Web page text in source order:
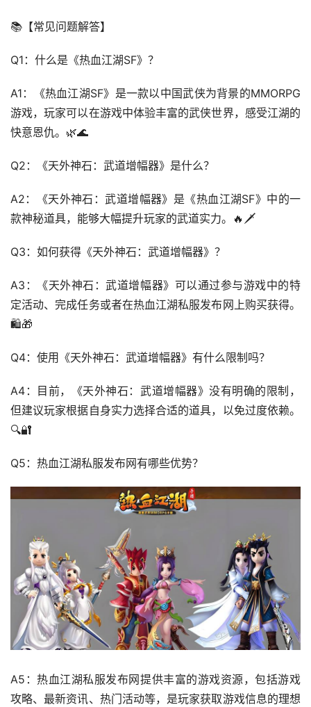
📚【常见问题解答】
Q1：什么是《热血江湖SF》？
A1：《热血江湖SF》是一款以中国武侠为背景的MMORPG
游戏，玩家可以在游戏中体验丰富的武侠世界，感受江湖的
快意恩仇。🌿🌊
Q2：《天外神石：武道增幅器》是什么？
A2：《天外神石：武道增幅器》是《热血江湖SF》中的一
款神秘道具，能够大幅提升玩家的武道实力。🔥🗡️
Q3：如何获得《天外神石：武道增幅器》？
A3：《天外神石：武道增幅器》可以通过参与游戏中的特
定活动、完成任务或者在热血江湖私服发布网上购买获得。
🛍️🎁
Q4：使用《天外神石：武道增幅器》有什么限制吗？
A4：目前，《天外神石：武道增幅器》没有明确的限制，
但建议玩家根据自身实力选择合适的道具，以免过度依赖。
🔍🔐
Q5：热血江湖私服发布网有哪些优势？
A5：热血江湖私服发布网提供丰富的游戏资源，包括游戏
攻略、最新资讯、热门活动等，是玩家获取游戏信息的理想